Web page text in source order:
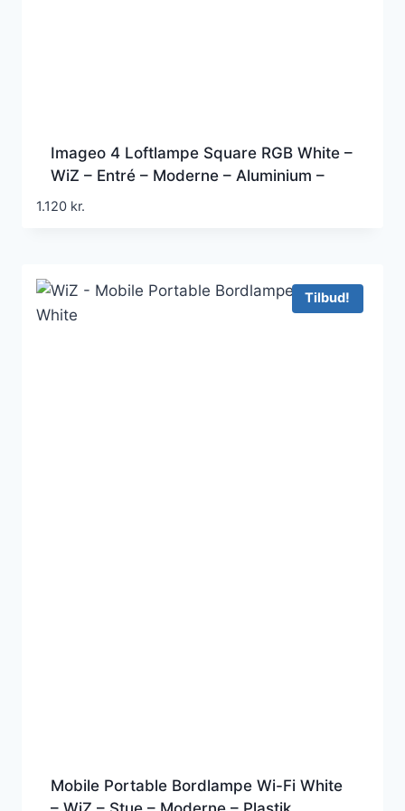
Imageo 4 Loftlampe Square RGB White –
WiZ – Entré – Moderne – Aluminium –
Med flere lyskilder
1.120 kr.
Tilbud!
Mobile Portable Bordlampe Wi-Fi White